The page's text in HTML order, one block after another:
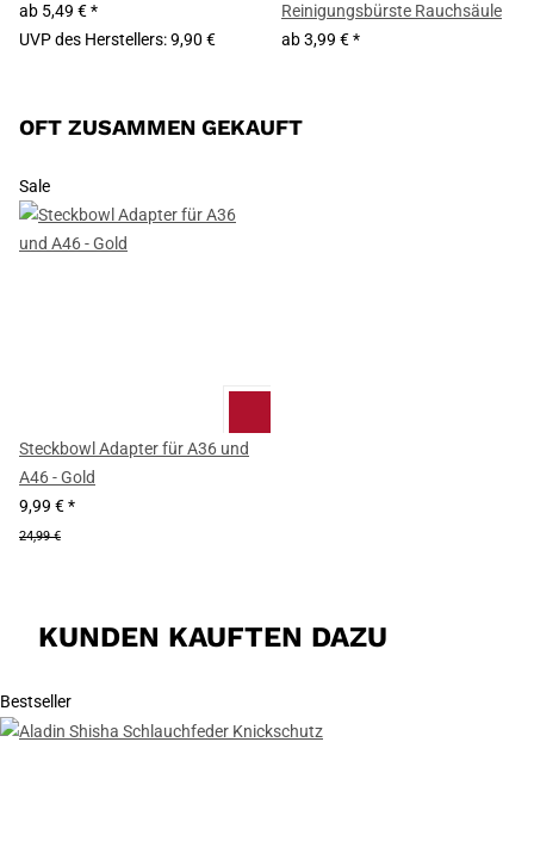
ab 5,49 €*
UVP des Herstellers:9,90 €
Reinigungsbürste Rauchsäule
ab3,99 €*
OFT ZUSAMMEN GEKAUFT
Sale
Steckbowl Adapter für A36 und
A46 - Gold
9,99 €*
24,99 €
KUNDEN KAUFTEN DAZU
Bestseller